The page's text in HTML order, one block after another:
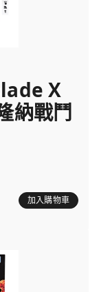
X
納戰鬥
加入購物車